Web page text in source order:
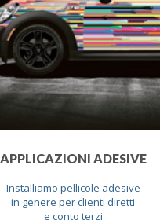
APPLICAZIONI ADESIVE
Installiamo pellicole adesive
in genere per clienti diretti
e conto terzi